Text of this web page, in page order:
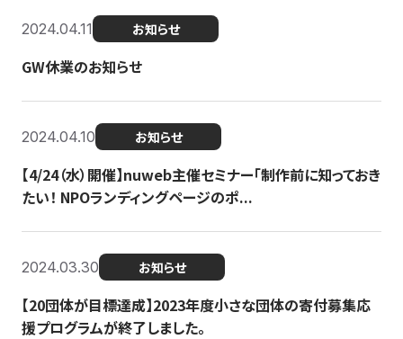
2024.04.11 お知らせ
GW休業のお知らせ
2024.04.10 お知らせ
【4/24（水）開催】nuweb主催セミナー「制作前に知っておき
たい！ NPOランディングページのポ...
2024.03.30 お知らせ
【20団体が目標達成】2023年度小さな団体の寄付募集応
援プログラムが終了しました。